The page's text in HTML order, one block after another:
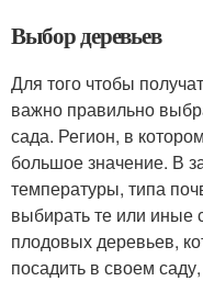
Выбор деревьев
Для того чтобы
важно правильно
сада. Регион, в
большое значение. В
температуры, типа
выбирать те или иные
плодовых деревьев,
посадить в своем